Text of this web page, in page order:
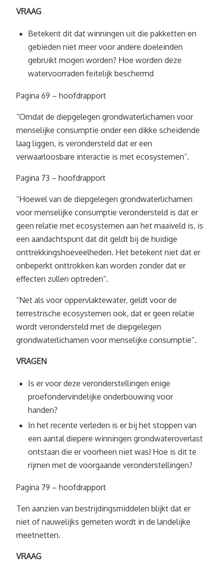
VRAAG
Betekent dit dat winningen uit die pakketten en
gebieden niet meer voor andere doeleinden
gebruikt mogen worden? Hoe worden deze
watervoorraden feitelijk beschermd
Pagina 69 – hoofdrapport
“Omdat de diepgelegen grondwaterlichamen voor
menselijke consumptie onder een dikke scheidende
laag liggen, is verondersteld dat er een
verwaarloosbare interactie is met ecosystemen”.
Pagina 73 – hoofdrapport
“Hoewel van de diepgelegen grondwaterlichamen
voor menselijke consumptie verondersteld is dat er
geen relatie met ecosystemen aan het maaiveld is, is
een aandachtspunt dat dit geldt bij de huidige
onttrekkingshoeveelheden. Het betekent niet dat er
onbeperkt onttrokken kan worden zonder dat er
effecten zullen optreden”.
“Net als voor oppervlaktewater, geldt voor de
terrestrische ecosystemen ook, dat er geen relatie
wordt verondersteld met de diepgelegen
grondwaterlichamen voor menselijke consumptie”.
VRAGEN
Is er voor deze veronderstellingen enige
proefondervindelijke onderbouwing voor
handen?
In het recente verleden is er bij het stoppen van
een aantal diepere winningen grondwateroverlast
ontstaan die er voorheen niet was! Hoe is dit te
rijmen met de voorgaande veronderstellingen?
Pagina 79 – hoofdrapport
Ten aanzien van bestrijdingsmiddelen blijkt dat er
niet of nauwelijks gemeten wordt in de landelijke
meetnetten.
VRAAG